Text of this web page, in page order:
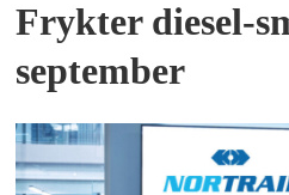
Frykter diesel-
september